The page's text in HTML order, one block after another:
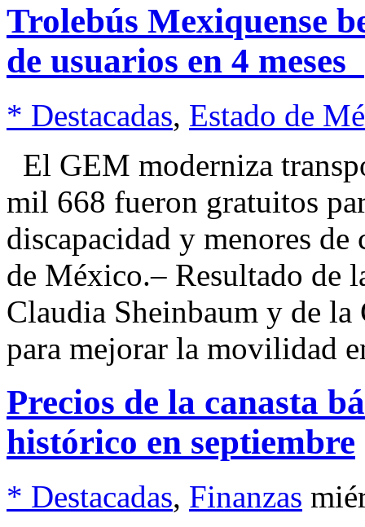
Trolebús Mexiquense
de usuarios en 4 meses
* Destacadas, Estado de
El GEM moderniza
mil 668 fueron gratuitos
discapacidad y menores
de México.– Resultado de
Claudia Sheinbaum y de
para mejorar la movilidad
Precios de la canasta
histórico en septiembre
* Destacadas, Finanzas